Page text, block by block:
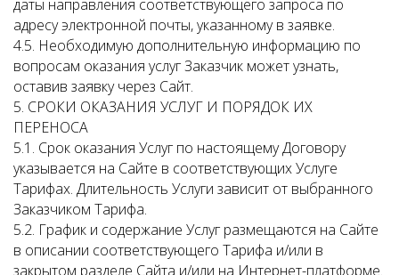
даты направления соответствующего запроса по
адресу электронной почты, указанному в заявке.
4.5. Необходимую дополнительную информацию по
вопросам оказания услуг Заказчик может узнать,
оставив заявку через Сайт.
5. СРОКИ ОКАЗАНИЯ УСЛУГ И ПОРЯДОК ИХ
ПЕРЕНОСА
5.1. Срок оказания Услуг по настоящему Договору
указывается на Сайте в соответствующих Услуге
Тарифах. Длительность Услуги зависит от выбранного
Заказчиком Тарифа.
5.2. График и содержание Услуг размещаются на Сайте
в описании соответствующего Тарифа и/или в
закрытом разделе Сайта и/или на Интернет-платформе.